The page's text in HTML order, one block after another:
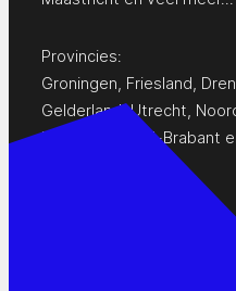
Provincies:
Groningen, Friesland,
Gelderland,Utrecht,
Zeeland
Noord-Brabant